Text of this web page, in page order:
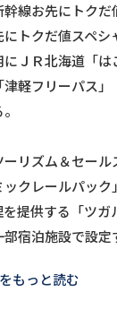
線お先にトクだ
トクだ値スペシ
ＪＲ北海道「
津軽フリーパス
ーリズム＆セー
クレールパッ
提供する「ツガ
宿泊施設で設定
もっと読む